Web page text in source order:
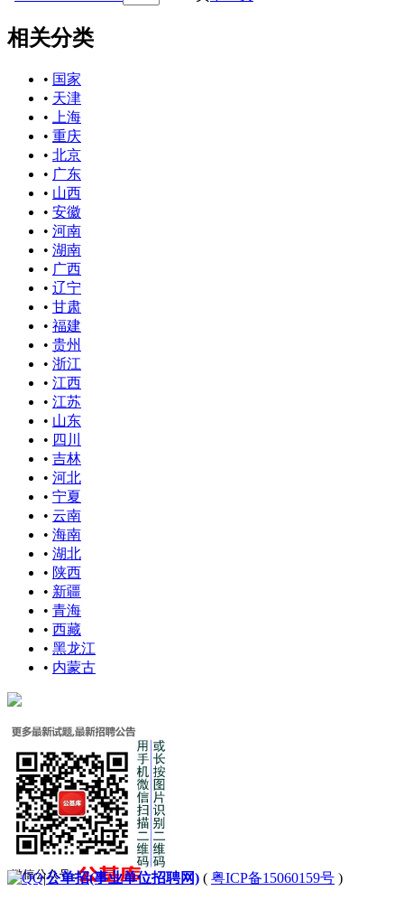
相关分类
• 国家
• 天津
•
上海
• 重庆
• 北京
• 广东
• 山西
• 安徽
• 河南
• 湖南
• 广西
• 辽宁
• 甘肃
• 福建
• 贵州
• 浙江
• 江西
• 江苏
• 山东
• 四川
• 吉林
• 河北
• 宁夏
• 云南
• 海南
• 湖北
• 陕西
• 新疆
• 青海
• 西藏
• 黑龙江
• 内蒙古
|公单招(事业单位招聘网) ( 粤ICP备15060159号 )